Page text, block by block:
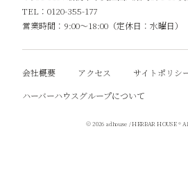
TEL：0120-355-177
営業時間：9:00～18:00（定休日：水曜日）
会社概要 アクセス サイトポリシ
ハーバーハウスグループについて
© 2026 adhouse / HERBAR HOUSE ®